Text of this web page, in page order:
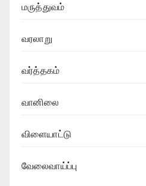
மருத்துவம்
வரலாறு
வர்த்தகம்
வானிலை
விளையாட்டு
வேலைவாய்ப்பு